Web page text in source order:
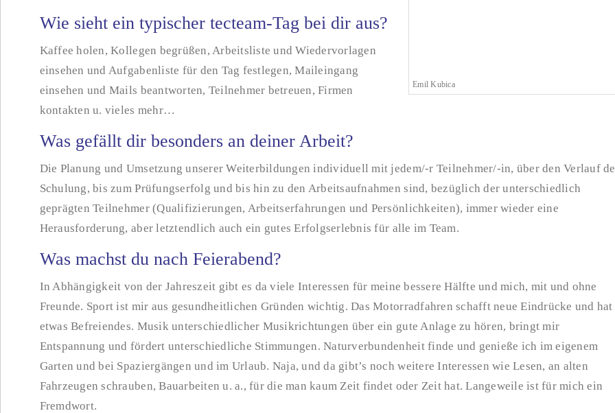
Emil Kubica
Wie sieht ein typischer tecteam-Tag bei dir aus?
Kaffee holen, Kollegen begrüßen, Arbeitsliste und Wiedervorlagen
einsehen und Aufgabenliste für den Tag festlegen, Maileingang
einsehen und Mails beantworten, Teilnehmer betreuen, Firmen
kontakten u. vieles mehr…
Was gefällt dir besonders an deiner Arbeit?
Die Planung und Umsetzung unserer Weiterbildungen individuell mit jedem/-r Teilnehmer/-in, über den Verlauf
Schulung, bis zum Prüfungserfolg und bis hin zu den Arbeitsaufnahmen sind, bezüglich der unterschiedlich
geprägten Teilnehmer (Qualifizierungen, Arbeitserfahrungen und Persönlichkeiten), immer wieder eine
Herausforderung, aber letztendlich auch ein gutes Erfolgserlebnis für alle im Team.
Was machst du nach Feierabend?
In Abhängigkeit von der Jahreszeit gibt es da viele Interessen für meine bessere Hälfte und mich, mit und ohne
Freunde. Sport ist mir aus gesundheitlichen Gründen wichtig. Das Motorradfahren schafft neue Eindrücke und hat
etwas Befreiendes. Musik unterschiedlicher Musikrichtungen über ein gute Anlage zu hören, bringt mir
Entspannung und fördert unterschiedliche Stimmungen. Naturverbundenheit finde und genieße ich im eigenem
Garten und bei Spaziergängen und im Urlaub. Naja, und da gibt’s noch weitere Interessen wie Lesen, an alten
Fahrzeugen schrauben, Bauarbeiten u. a., für die man kaum Zeit findet oder Zeit hat. Langeweile ist für mich ein
Fremdwort.